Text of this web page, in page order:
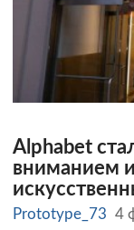
Alphabet
вниманием
Prototype_73 4